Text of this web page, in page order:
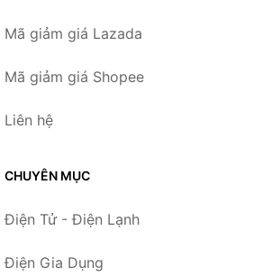
Mã giảm giá Lazada
Mã giảm giá Shopee
Liên hệ
CHUYÊN MỤC
Điện Tử - Điện Lạnh
Điện Gia Dụng